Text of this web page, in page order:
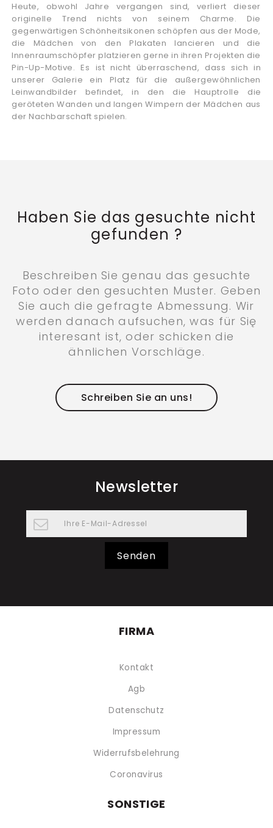
Heute, obwohl Jahre vergangen sind, verliert dieser
originelle Trend nichts von seinem Charme. Die
gegenwärtigen Schönheitsikonen schöpfen aus der Mode,
die Mädchen von den Plakaten lancieren und die
Innenraumschöpfer platzieren gerne in ihren Projekten die
Pin-Up-Motive. Es ist nicht überraschend, dass sich in
unserer Galerie ein Platz für die außergewöhnlichen
Leinwandbilder befindet, in den die Hauptrolle die
geröteten Wanden und langen Wimpern der Mädchen aus
der Nachbarschaft spielen.
Haben Sie das gesuchte nicht
gefunden ?
Beschreiben Sie genau das gesuchte
Foto oder den gesuchten Muster. Geben
Sie auch die gefragte Abmessung. Wir
werden danach aufsuchen, was für Się
interesant ist, oder schicken die
ähnlichen Vorschläge.
Schreiben Sie an uns!
Newsletter
Senden
FIRMA
Kontakt
Agb
Datenschutz
Impressum
Widerrufsbelehrung
Coronavirus
SONSTIGE